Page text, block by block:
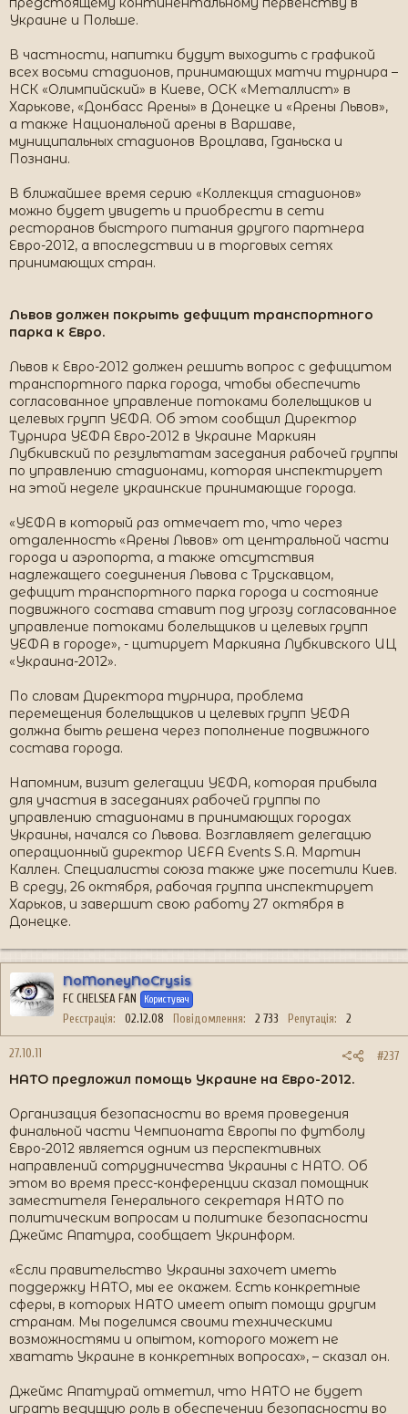
Украине и Польше.
В частности, напитки будут выходить с графикой
всех восьми стадионов, принимающих матчи турнира –
НСК «Олимпийский» в Киеве, ОСК «Металлист» в
Харькове, «Донбасс Арены» в Донецке и «Арены Львов»,
а также Национальной арены в Варшаве,
муниципальных стадионов Вроцлава, Гданьска и
Познани.
В ближайшее время серию «Коллекция стадионов»
можно будет увидеть и приобрести в сети
ресторанов быстрого питания другого партнера
Евро-2012, а впоследствии и в торговых сетях
принимающих стран.
Львов должен покрыть дефицит транспортного
парка к Евро.
Львов к Евро-2012 должен решить вопрос с дефицитом
транспортного парка города, чтобы обеспечить
согласованное управление потоками болельщиков и
целевых групп УЕФА. Об этом сообщил Директор
Турнира УЕФА Евро-2012 в Украине Маркиян
Лубкивский по результатам заседания рабочей группы
по управлению стадионами, которая инспектирует
на этой неделе украинские принимающие города.
«УЕФА в который раз отмечает то, что через
отдаленность «Арены Львов» от центральной части
города и аэропорта, а также отсутствия
надлежащего соединения Львова с Трускавцом,
дефицит транспортного парка города и состояние
подвижного состава ставит под угрозу согласованное
управление потоками болельщиков и целевых групп
УЕФА в городе», - цитирует Маркияна Лубкивского ИЦ
«Украина-2012».
По словам Директора турнира, проблема
перемещения болельщиков и целевых групп УЕФА
должна быть решена через пополнение подвижного
состава города.
Напомним, визит делегации УЕФА, которая прибыла
для участия в заседаниях рабочей группы по
управлению стадионами в принимающих городах
Украины, начался со Львова. Возглавляет делегацию
операционный директор UEFA Events S.A. Мартин
Каллен. Специалисты союза также уже посетили Киев.
В среду, 26 октября, рабочая группа инспектирует
Харьков, и завершит свою работу 27 октября в
Донецке.
NoMoneyNoCrysis
FC CHELSEA FAN Користувач
Реєстрація 02.12.08 Повідомлення 2 733 Репутація 2
27.10.11 #237
НАТО предложил помощь Украине на Евро-2012.
Организация безопасности во время проведения
финальной части Чемпионата Европы по футболу
Евро-2012 является одним из перспективных
направлений сотрудничества Украины с НАТО. Об
этом во время пресс-конференции сказал помощник
заместителя Генерального секретаря НАТО по
политическим вопросам и политике безопасности
Джеймс Апатура, сообщает Укринформ.
«Если правительство Украины захочет иметь
поддержку НАТО, мы ее окажем. Есть конкретные
сферы, в которых НАТО имеет опыт помощи другим
странам. Мы поделимся своими техническими
возможностями и опытом, которого может не
хватать Украине в конкретных вопросах», – сказал он.
Джеймс Апатурай отметил, что НАТО не будет
играть ведущую роль в обеспечении безопасности во